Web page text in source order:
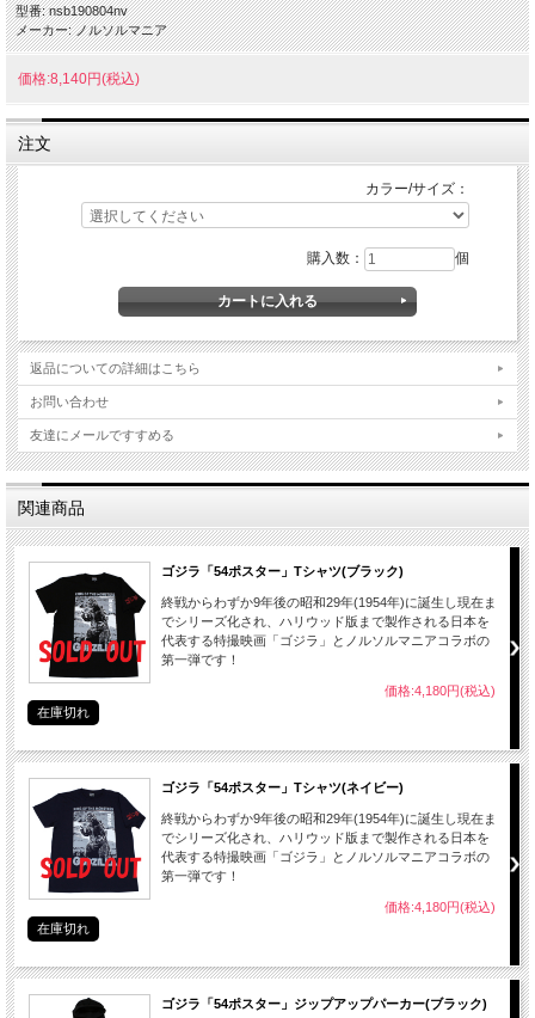
型番: nsb190804nv
メーカー: ノルソルマニア
価格:8,140円(税込)
注文
カラー/サイズ：
購入数： 個
返品についての詳細はこちら
お問い合わせ
友達にメールですすめる
関連商品
ゴジラ「54ポスター」Tシャツ(ブラック)
終戦からわずか9年後の昭和29年(1954年)に誕生し現在ま
でシリーズ化され、ハリウッド版まで製作される日本を
代表する特撮映画「ゴジラ」とノルソルマニアコラボの
第一弾です！
価格:4,180円(税込)
在庫切れ
ゴジラ「54ポスター」Tシャツ(ネイビー)
終戦からわずか9年後の昭和29年(1954年)に誕生し現在ま
でシリーズ化され、ハリウッド版まで製作される日本を
代表する特撮映画「ゴジラ」とノルソルマニアコラボの
第一弾です！
価格:4,180円(税込)
在庫切れ
ゴジラ「54ポスター」ジップアップパーカー(ブラック)